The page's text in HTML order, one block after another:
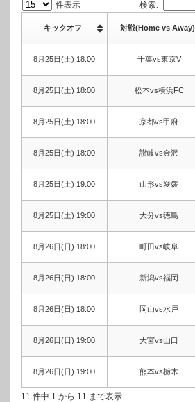
件表示 検索:
キックオフ 対戦(Home vs Away)
8月25日(土) 18:00 千葉vs東京V
8月25日(土) 18:00 松本vs横浜FC
8月25日(土) 18:00 京都vs甲府
8月25日(土) 18:00 讃岐vs金沢
8月25日(土) 19:00 山形vs愛媛
8月25日(土) 19:00 大分vs徳島
8月26日(日) 18:00 町田vs岐阜
8月26日(日) 18:00 新潟vs福岡
8月26日(日) 18:00 岡山vs水戸
8月26日(日) 19:00 大宮vs山口
8月26日(日) 19:00 熊本vs栃木
11 件中 1 から 11 まで表示